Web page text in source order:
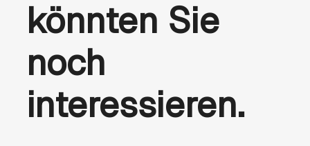
könnten Sie
noch
interessieren.